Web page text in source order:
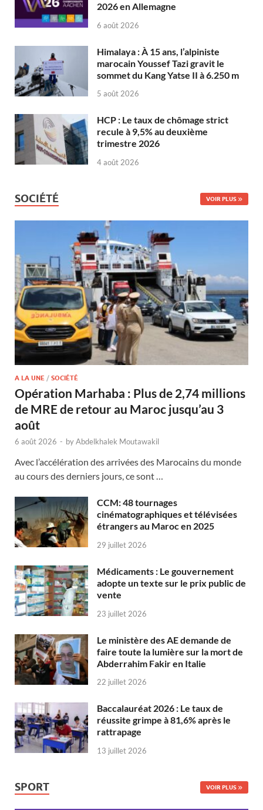
2026 en Allemagne
6 août 2026
Himalaya : À 15 ans, l’alpiniste
marocain Youssef Tazi gravit le
sommet du Kang Yatse II à 6.250 m
5 août 2026
HCP : Le taux de chômage strict
recule à 9,5% au deuxième
trimestre 2026
4 août 2026
SOCIÉTÉ VOIR PLUS
A LA UNE / SOCIÉTÉ
Opération Marhaba : Plus de 2,74 millions
de MRE de retour au Maroc jusqu’au 3
août
6 août 2026 - byAbdelkhalek Moutawakil
Avec l’accélération des arrivées des Marocains du monde
au cours des derniers jours, ce sont …
CCM: 48 tournages
cinématographiques et télévisées
étrangers au Maroc en 2025
29 juillet 2026
Médicaments : Le gouvernement
adopte un texte sur le prix public de
vente
23 juillet 2026
Le ministère des AE demande de
faire toute la lumière sur la mort de
Abderrahim Fakir en Italie
22 juillet 2026
Baccalauréat 2026 : Le taux de
réussite grimpe à 81,6% après le
rattrapage
13 juillet 2026
SPORT VOIR PLUS